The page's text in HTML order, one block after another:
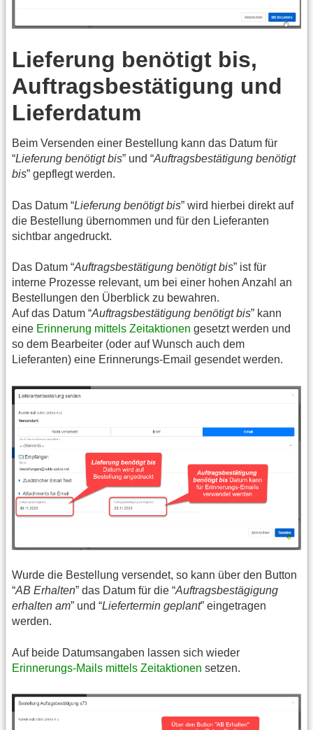
Lieferung benötigt bis,
Auftragsbestätigung und
Lieferdatum
Beim Versenden einer Bestellung kann das Datum für
“Lieferung benötigt bis” und “Auftragsbestätigung benötigt
bis” gepflegt werden.
Das Datum “Lieferung benötigt bis” wird hierbei direkt auf
die Bestellung übernommen und für den Lieferanten
sichtbar angedruckt.
Das Datum “Auftragsbestätigung benötigt bis” ist für
interne Prozesse relevant, um bei einer hohen Anzahl an
Bestellungen den Überblick zu bewahren.
Auf das Datum “Auftragsbestätigung benötigt bis” kann
eine Erinnerung mittels Zeitaktionen gesetzt werden und
so dem Bearbeiter (oder auf Wunsch auch dem
Lieferanten) eine Erinnerungs-Email gesendet werden.
Wurde die Bestellung versendet, so kann über den Button
“AB Erhalten” das Datum für die “Auftragsbestägigung
erhalten am” und “Liefertermin geplant” eingetragen
werden.
Auf beide Datumsangaben lassen sich wieder
Erinnerungs-Mails mittels Zeitaktionen setzen.